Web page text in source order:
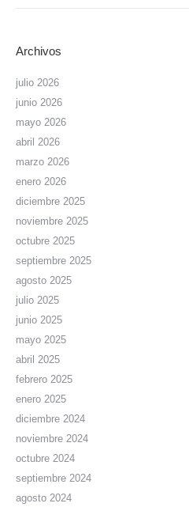
Archivos
julio 2026
junio 2026
mayo 2026
abril 2026
marzo 2026
enero 2026
diciembre 2025
noviembre 2025
octubre 2025
septiembre 2025
agosto 2025
julio 2025
junio 2025
mayo 2025
abril 2025
febrero 2025
enero 2025
diciembre 2024
noviembre 2024
octubre 2024
septiembre 2024
agosto 2024